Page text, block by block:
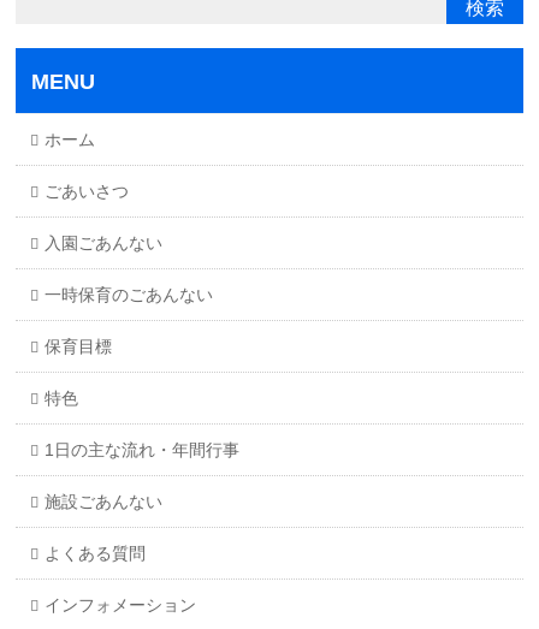
MENU
ホーム
ごあいさつ
入園ごあんない
一時保育のごあんない
保育目標
特色
1日の主な流れ・年間行事
施設ごあんない
よくある質問
インフォメーション